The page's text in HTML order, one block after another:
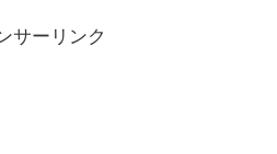
サーリンク